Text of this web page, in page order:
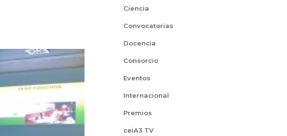
Ciencia
Convocatorias
Docencia
Consorcio
Eventos
Internacional
Premios
ceiA3 TV